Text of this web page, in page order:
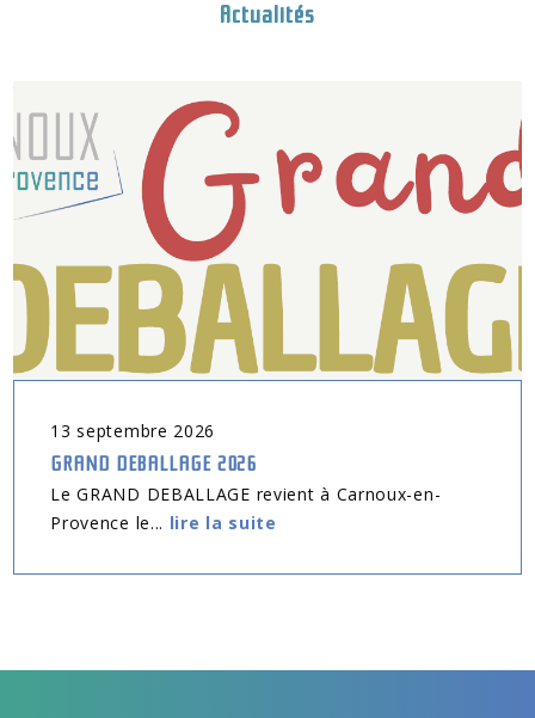
Actualités
13 septembre 2026
GRAND DEBALLAGE 2026
Le GRAND DEBALLAGE revient à Carnoux-en-
Provence le... lire la suite